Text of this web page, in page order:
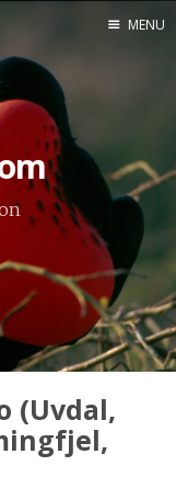
X
Instagram
Pinterest
YouTube
Sadržaj
MENU
(Uvdal,